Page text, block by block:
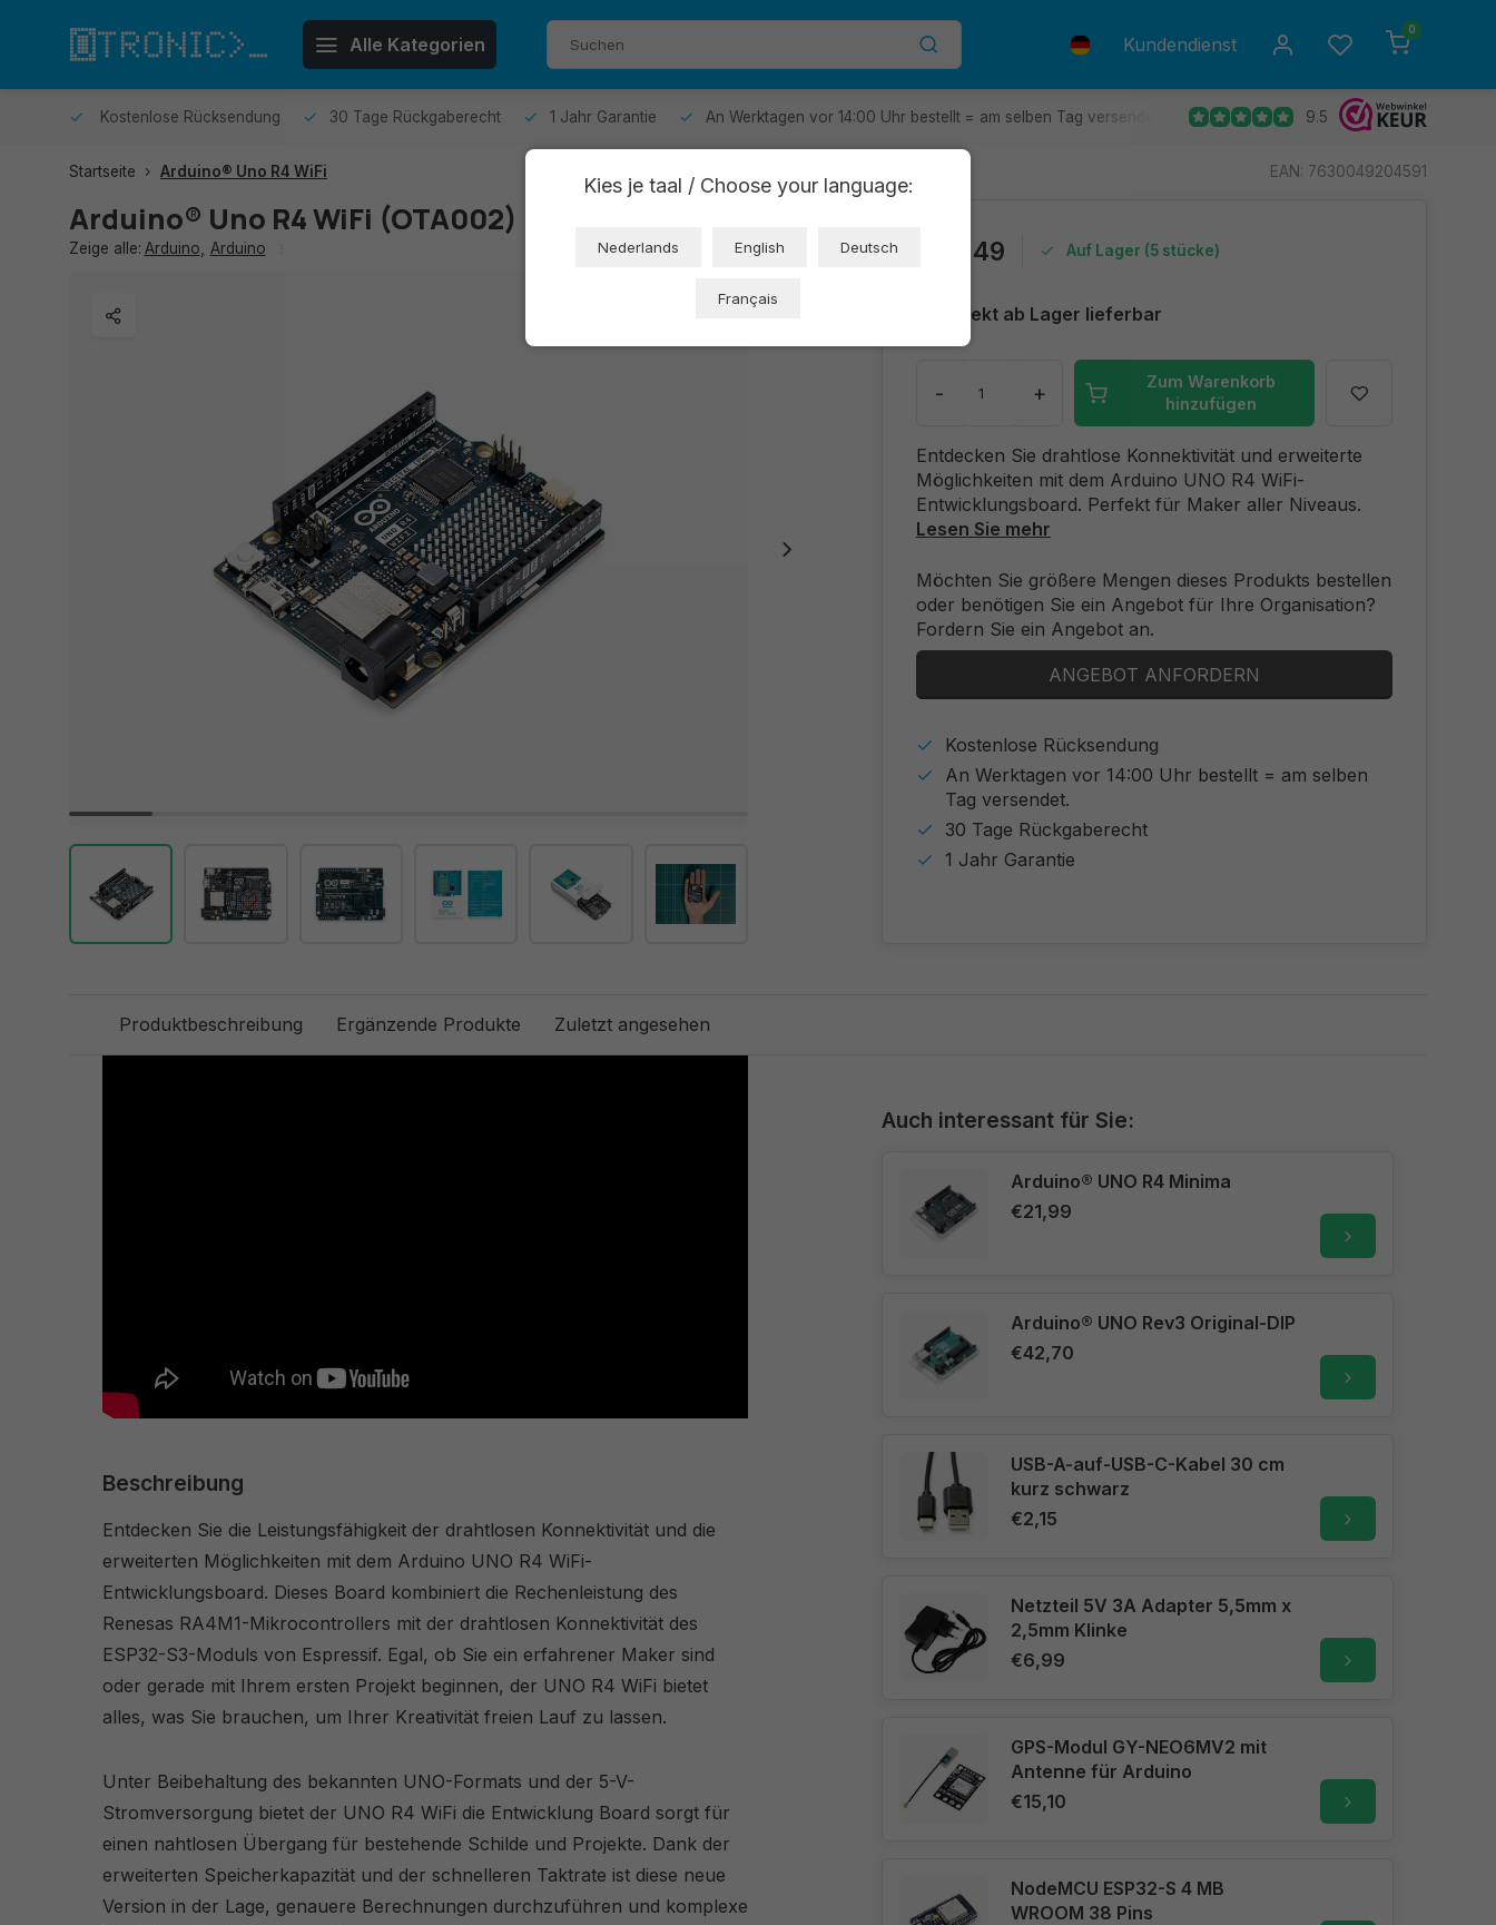
Alle Kategorien Kundendienst
0
Kostenlose Rücksendung 30 Tage Rückgaberecht 1 Jahr Garantie An Werktagen vor 14:00 Uhr bestellt = am selben Tag versendet. Kostenlose Rücksendung
9.5
Startseite Arduino® Uno R4 WiFi EAN: 7630049204591
Arduino® Uno R4 WiFi (OTA002)
Zeige alle: Arduino Arduino €30,49 Auf Lager (5 stücke)
Direkt ab Lager lieferbar
- +
Zum Warenkorb
hinzufügen
Entdecken Sie drahtlose Konnektivität und erweiterte
Möglichkeiten mit dem Arduino UNO R4 WiFi-
Entwicklungsboard. Perfekt für Maker aller Niveaus.
Lesen Sie mehr
Möchten Sie größere Mengen dieses Produkts bestellen
oder benötigen Sie ein Angebot für Ihre Organisation?
Fordern Sie ein Angebot an.
ANGEBOT ANFORDERN
Kostenlose Rücksendung
An Werktagen vor 14:00 Uhr bestellt = am selben
Tag versendet.
30 Tage Rückgaberecht
1 Jahr Garantie
Produktbeschreibung Ergänzende Produkte Zuletzt angesehen
Beschreibung
Entdecken Sie die Leistungsfähigkeit der drahtlosen Konnektivität und die
erweiterten Möglichkeiten mit dem Arduino UNO R4 WiFi-
Entwicklungsboard. Dieses Board kombiniert die Rechenleistung des
Renesas RA4M1-Mikrocontrollers mit der drahtlosen Konnektivität des
ESP32-S3-Moduls von Espressif. Egal, ob Sie ein erfahrener Maker sind
oder gerade mit Ihrem ersten Projekt beginnen, der UNO R4 WiFi bietet
alles, was Sie brauchen, um Ihrer Kreativität freien Lauf zu lassen.
Unter Beibehaltung des bekannten UNO-Formats und der 5-V-
Stromversorgung bietet der UNO R4 WiFi die Entwicklung Board sorgt für
einen nahtlosen Übergang für bestehende Schilde und Projekte. Dank der
erweiterten Speicherkapazität und der schnelleren Taktrate ist diese neue
Version in der Lage, genauere Berechnungen durchzuführen und komplexe
Auch interessant für Sie:
Arduino® UNO R4 Minima
€21,99
Arduino® UNO Rev3 Original-DIP
€42,70
USB-A-auf-USB-C-Kabel 30 cm
kurz schwarz
€2,15
Netzteil 5V 3A Adapter 5,5mm x
2,5mm Klinke
€6,99
GPS-Modul GY-NEO6MV2 mit
Antenne für Arduino
€15,10
NodeMCU ESP32-S 4 MB
WROOM 38 Pins
Kies je taal / Choose your language:
Nederlands English Deutsch
Français